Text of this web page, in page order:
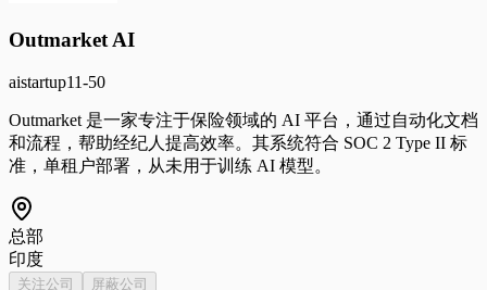
Outmarket AI
aistartup11-50
Outmarket 是一家专注于保险领域的 AI 平台，通过自动化文档
和流程，帮助经纪人提高效率。其系统符合 SOC 2 Type II 标
准，单租户部署，从未用于训练 AI 模型。
总部
印度
关注公司 屏蔽公司